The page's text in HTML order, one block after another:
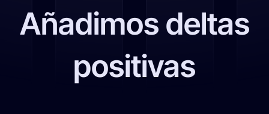
Añadimos deltas
positivas